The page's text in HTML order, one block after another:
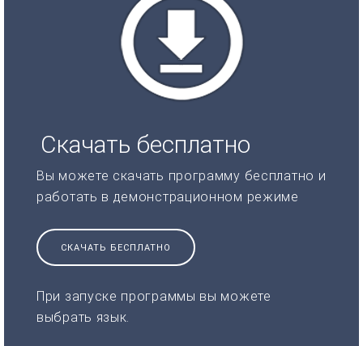
Скачать бесплатно
Вы можете скачать программу бесплатно и
работать в демонстрационном режиме
СКАЧАТЬ БЕСПЛАТНО
При запуске программы вы можете
выбрать язык.